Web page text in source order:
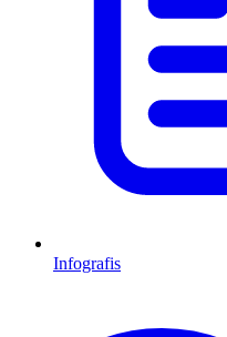
Infografis